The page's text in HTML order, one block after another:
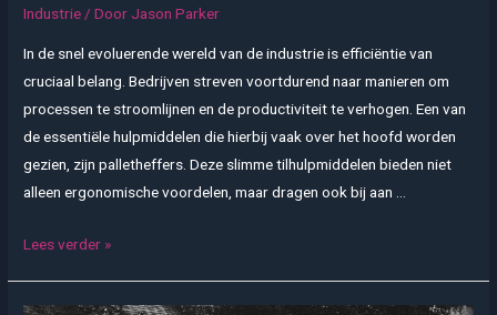
Industrie/ Door Jason Parker
In de snel evoluerende wereld van de industrie is efficiëntie van
cruciaal belang. Bedrijven streven voortdurend naar manieren om
processen te stroomlijnen en de productiviteit te verhogen. Een van
de essentiële hulpmiddelen die hierbij vaak over het hoofd worden
gezien, zijn palletheffers. Deze slimme tilhulpmiddelen bieden niet
alleen ergonomische voordelen, maar dragen ook bij aan …
De
Lees verder »